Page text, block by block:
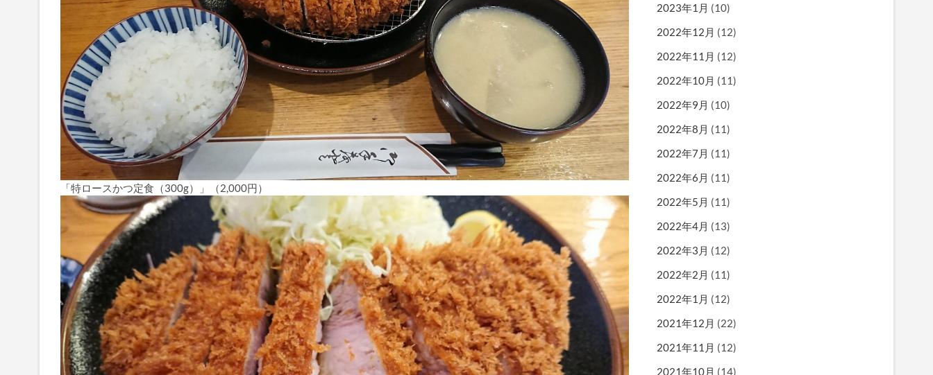
「特ロースかつ定食（300g）」（2,000円）
2023年1月 (10)
2022年12月 (12)
2022年11月 (12)
2022年10月 (11)
2022年9月 (10)
2022年8月 (11)
2022年7月 (11)
2022年6月 (11)
2022年5月 (11)
2022年4月 (13)
2022年3月 (12)
2022年2月 (11)
2022年1月 (12)
2021年12月 (22)
2021年11月 (12)
2021年10月 (14)